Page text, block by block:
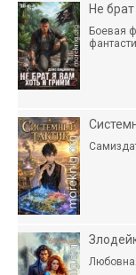
Не брат
Боевая